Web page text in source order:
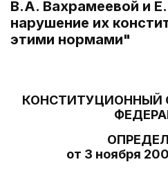
В.А. Вахрамеевой и
нарушение их
этими нормами"
КОНСТИТУЦИОННЫЙ
от 3 ноября